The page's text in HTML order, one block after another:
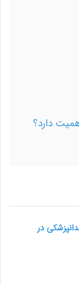
دارد؟
دندانپزشکی در